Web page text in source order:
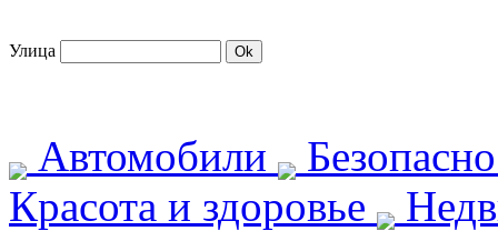
Улица
Автомобили
Красота и здоровье